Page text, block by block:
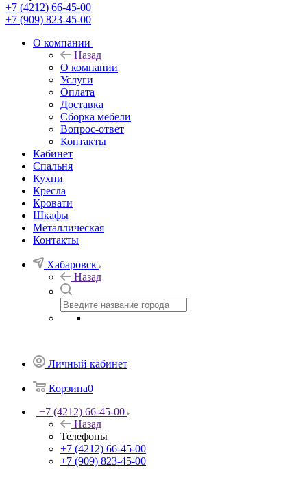
+7 (4212) 66-45-00
+7 (909) 823-45-00
О компании
Назад
О компании
Услуги
Оплата
Доставка
Сборка мебели
Вопрос-ответ
Контакты
Кабинет
Спальня
Кухни
Кресла
Кровати
Шкафы
Металлическая
Контакты
Хабаровск
Назад
Личный кабинет
Корзина0
+7 (4212) 66-45-00
Назад
Телефоны
+7 (4212) 66-45-00
+7 (909) 823-45-00